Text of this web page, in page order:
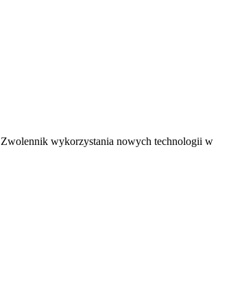
Zwolennik wykorzystania nowych technologii w